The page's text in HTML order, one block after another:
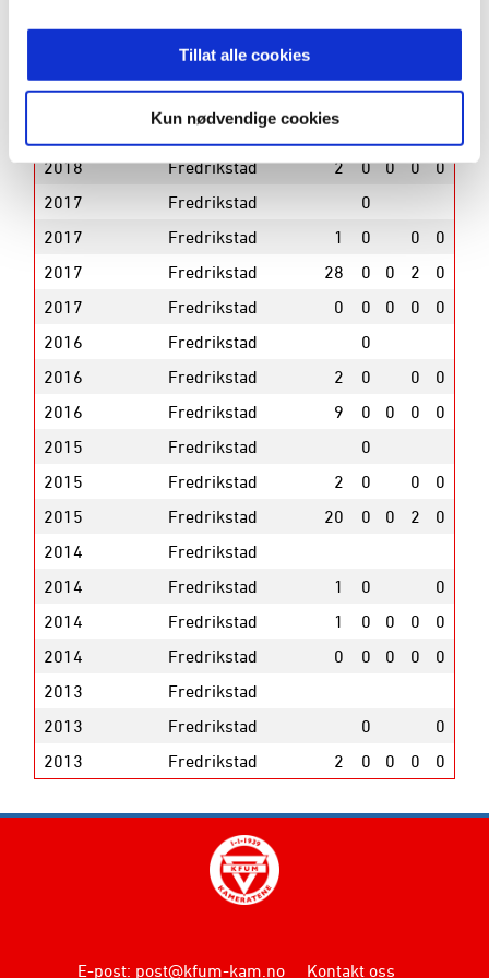
Tillat alle cookies
Kun nødvendige cookies
2019
Fredrikstad 2 0 0
0
Fredrikstad
2018
Fredrikstad 2 0 0
0
Fredrikstad
2018
Fredrikstad 2 0 0 0
0
2017
Fredrikstad
0
2017
Fredrikstad 1 0 0
0
2017
Fredrikstad 28 0 0 2
0
2017
Fredrikstad 0 0 0 0
0
2016
Fredrikstad
0
2016
Fredrikstad 2 0 0
0
2016
Fredrikstad 9 0 0 0
0
2015
Fredrikstad
0
2015
Fredrikstad 2 0 0
0
2015
Fredrikstad 20 0 0 2
0
2014
Fredrikstad
2014
Fredrikstad 1 0
0
2014
Fredrikstad 1 0 0 0
0
2014
Fredrikstad 0 0 0 0
0
2013
Fredrikstad
2013
Fredrikstad 0
0
2013
Fredrikstad 2 0 0 0 0
E-post: post@kfum-kam.no Kontakt oss